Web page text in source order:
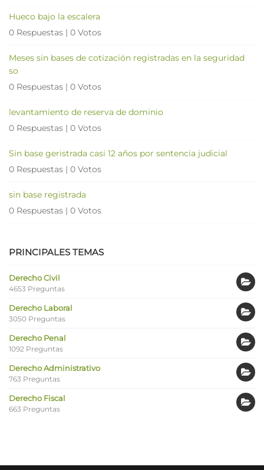
Hueco bajo la escalera
0 Respuestas | 0 Votos
Meses sin bases de cotización registradas en la seguridad
so
0 Respuestas | 0 Votos
levantamiento de reserva de dominio
0 Respuestas | 0 Votos
Sin base geristrada casi 12 años por sentencia judicial
0 Respuestas | 0 Votos
sin base registrada
0 Respuestas | 0 Votos
PRINCIPALES TEMAS
Derecho Civil
4653 Preguntas
Derecho Laboral
3050 Preguntas
Derecho Penal
1092 Preguntas
Derecho Administrativo
763 Preguntas
Derecho Fiscal
663 Preguntas